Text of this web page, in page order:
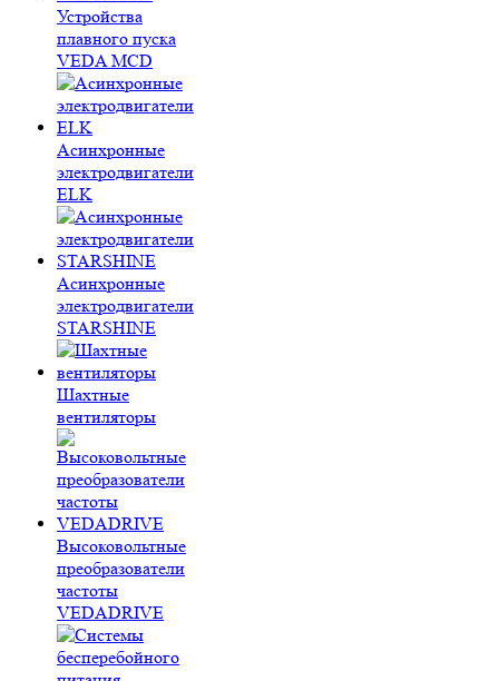
Устройства
плавного пуска
VEDA MCD
Асинхронные
электродвигатели
ELK
Асинхронные
электродвигатели
STARSHINE
Шахтные
вентиляторы
Высоковольтные
преобразователи
частоты
VEDADRIVE